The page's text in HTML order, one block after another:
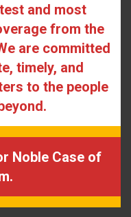
and most
from the
are committed
timely, and
to the people
Noble Case of